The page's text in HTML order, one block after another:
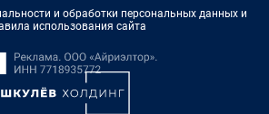
и обработки персональных данных и
использования сайта